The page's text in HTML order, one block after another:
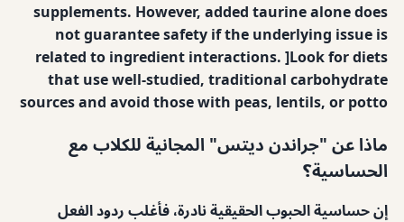
supplements. However, added taurine alone does
not guarantee safety if the underlying issue is
related to ingredient interactions.]Look for diets
that use well-studied, traditional carbohydrate
sources and avoid those with peas, lentils, or potto
ماذا عن "جراندن ديتس" المجانية للكلاب مع
الحساسية؟
إن حساسية الحبوب الحقيقية نادرة، فأغلب ردود الفعل